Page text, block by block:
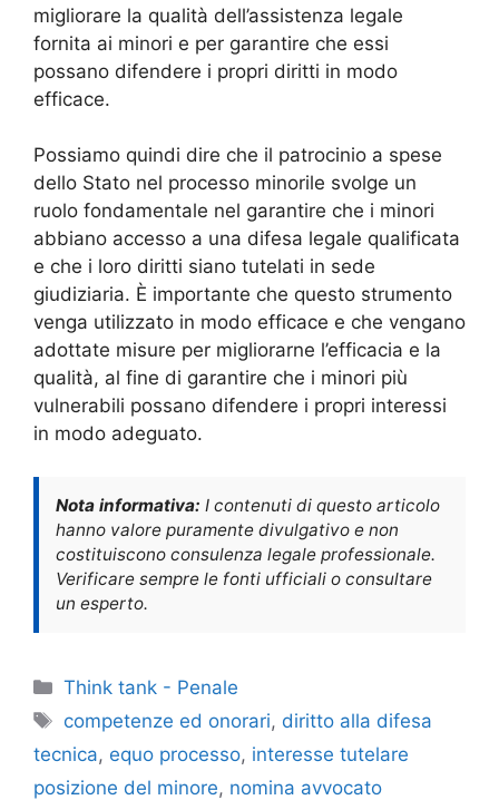
migliorare la qualità dell’assistenza legale
fornita ai minori e per garantire che essi
possano difendere i propri diritti in modo
efficace.
Possiamo quindi dire che il patrocinio a spese
dello Stato nel processo minorile svolge un
ruolo fondamentale nel garantire che i minori
abbiano accesso a una difesa legale qualificata
e che i loro diritti siano tutelati in sede
giudiziaria. È importante che questo strumento
venga utilizzato in modo efficace e che vengano
adottate misure per migliorarne l’efficacia e la
qualità, al fine di garantire che i minori più
vulnerabili possano difendere i propri interessi
in modo adeguato.
Nota informativa: I contenuti di questo articolo
hanno valore puramente divulgativo e non
costituiscono consulenza legale professionale.
Verificare sempre le fonti ufficiali o consultare
un esperto.
Categorie
Think tank - Penale
Tag
competenze ed onorari, diritto alla difesa
tecnica, equo processo, interesse tutelare
posizione del minore, nomina avvocato